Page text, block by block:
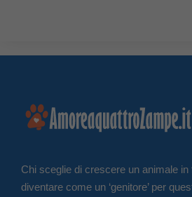
Chi sceglie di crescere un animale in
diventare come un ‘genitore’ per